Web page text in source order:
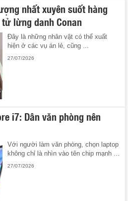
nhất xuyên suốt hàng
lừng danh Conan
Đây là những nhân vật có thể xuất
hiện ở các vụ án lẻ, cũng ...
27/07/2026
i7: Dân văn phòng nên
Với người làm văn phòng, chọn laptop
không chỉ là nhìn vào tên chip mạnh ...
27/07/2026